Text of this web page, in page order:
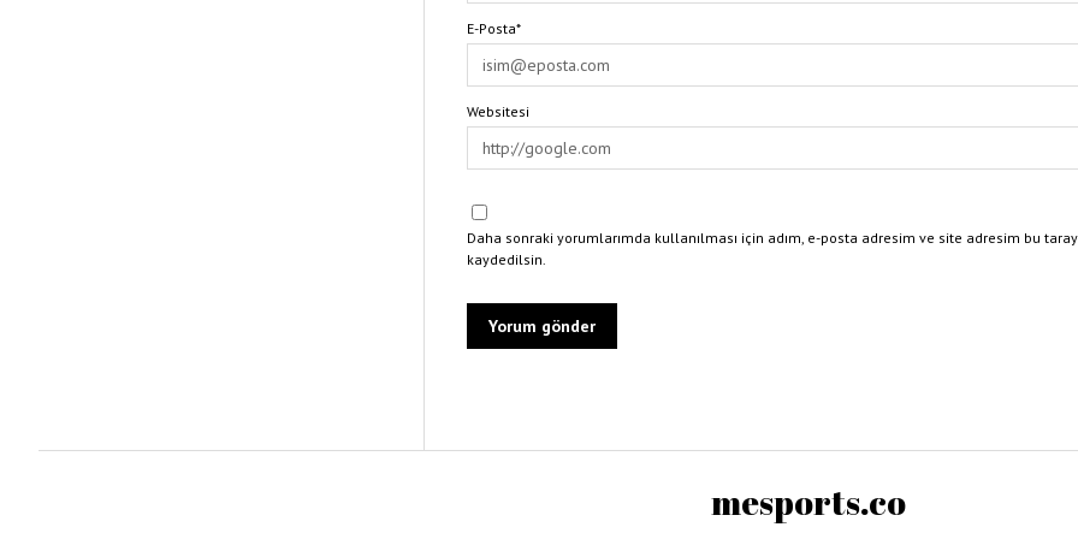
E-Posta*
Websitesi
Daha sonraki yorumlarımda kullanılması için adım, e-posta adresim ve site adresim bu
kaydedilsin.
mesports.co